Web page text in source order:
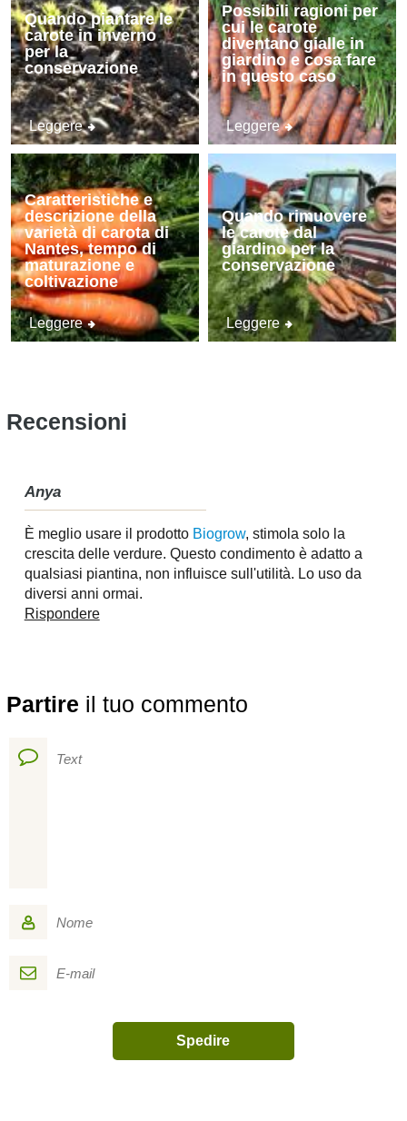
Quando piantare le
carote in inverno
per la
conservazione
Leggere
Possibili ragioni per
cui le carote
diventano gialle in
giardino e cosa fare
in questo caso
Leggere
Caratteristiche e
descrizione della
varietà di carota di
Nantes, tempo di
maturazione e
coltivazione
Leggere
Quando rimuovere
le carote dal
giardino per la
conservazione
Leggere
Recensioni
Anya
È meglio usare il prodotto Biogrow, stimola solo la
crescita delle verdure. Questo condimento è adatto a
qualsiasi piantina, non influisce sull'utilità. Lo uso da
diversi anni ormai.
Rispondere
Partire il tuo commento